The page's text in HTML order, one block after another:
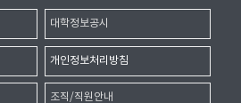
대학정보공시
개인정보처리방침
조직/직원안내